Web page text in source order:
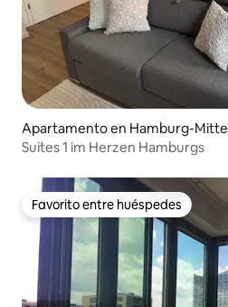
Apartamento en Hamburg-Mitte
Suites 1 im Herzen Hamburgs
Favorito entre huéspedes
Favorito entre huéspedes